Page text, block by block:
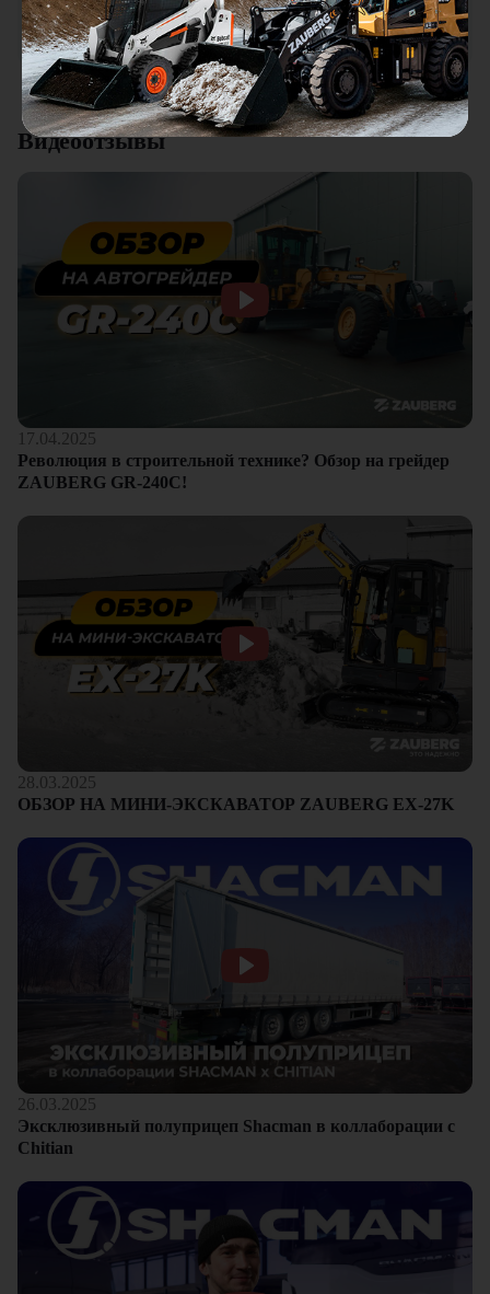
Смотреть все отзывы
качества. Отдельный плюс это внимательное отношение к
клиентам.
Видеоотзывы
17.04.2025
Революция в строительной технике? Обзор на грейдер
ZAUBERG GR-240C!
28.03.2025
ОБЗОР НА МИНИ-ЭКСКАВАТОР ZAUBERG EX-27K
26.03.2025
Эксклюзивный полуприцеп Shacman в коллаборации с
Chitian